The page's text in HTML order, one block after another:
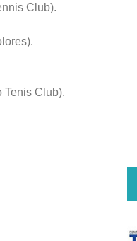
Club).
Tenis Club).